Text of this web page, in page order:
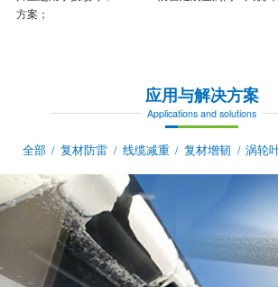
方案；
应用与解决方案
Applications and solutions
全部 / 复材防雷 / 线缆减重 / 复材增韧 / 涡轮